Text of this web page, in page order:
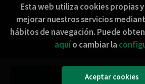
2026 © Sopa de Sapo . Todos los
Grupo Trevenque
Esta web utiliza cookies propias
mejorar nuestros servicios
hábitos de navegación. Puede
aquío cambiar la
Aceptar cookies